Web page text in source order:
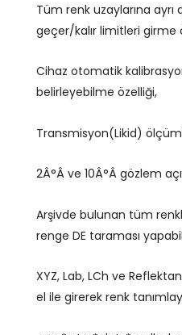
Tüm renk uzaylarına ayrı
geçer/kalır limitleri girme
Cihaz otomatik
belirleyebilme özelliği,
Transmisyon(Likid)
2Â°Â ve 10Â°Â gözlem
Arşivde bulunan tüm
renge DE taraması
XYZ, Lab, LCh ve
el ile girerek renk